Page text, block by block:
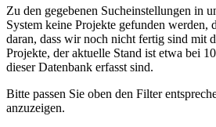
Zu den gegebenen Sucheinstellungen in
System keine Projekte gefunden werden,
daran, dass wir noch nicht fertig sind mit
Projekte, der aktuelle Stand ist etwa bei
dieser Datenbank erfasst sind.
Bitte passen Sie oben den Filter
anzuzeigen.